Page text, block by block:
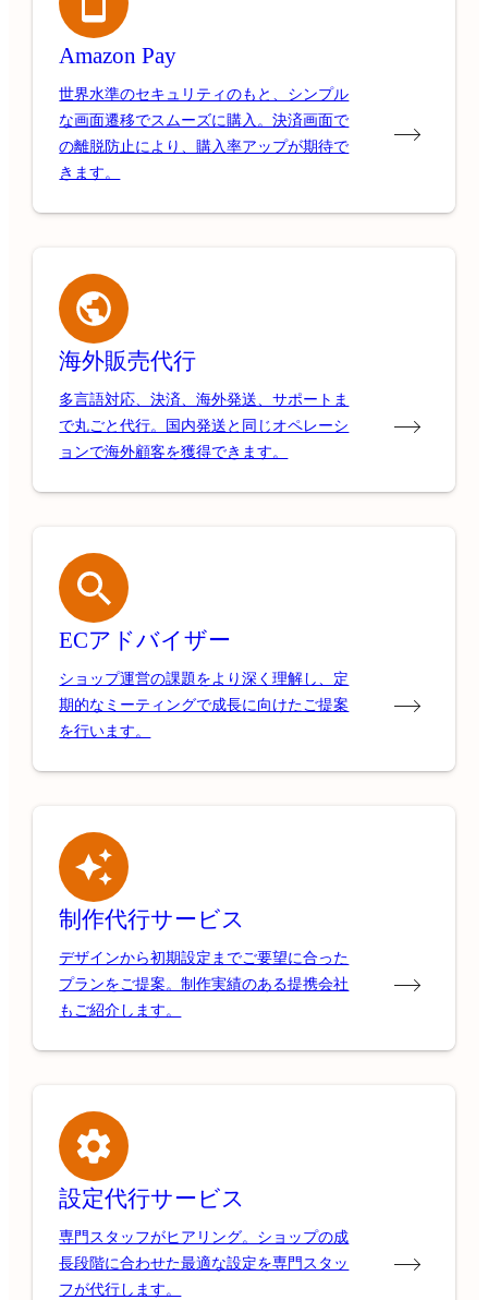
Amazon Pay
世界水準のセキュリティのもと、シンプル
な画面遷移でスムーズに購入。決済画面で
の離脱防止により、購入率アップが期待で
きます。
海外販売代行
多言語対応、決済、海外発送、サポートま
で丸ごと代行。国内発送と同じオペレーシ
ョンで海外顧客を獲得できます。
ECアドバイザー
ショップ運営の課題をより深く理解し、定
期的なミーティングで成長に向けたご提案
を行います。
制作代行サービス
デザインから初期設定までご要望に合った
プランをご提案。制作実績のある提携会社
もご紹介します。
設定代行サービス
専門スタッフがヒアリング。ショップの成
長段階に合わせた最適な設定を専門スタッ
フが代行します。